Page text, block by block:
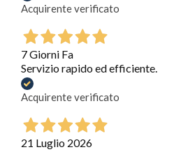
Acquirente verificato
7 Giorni Fa
Servizio rapido ed efficiente.
Acquirente verificato
21 Luglio 2026